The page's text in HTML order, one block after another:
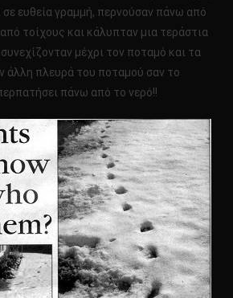
ευθεία γραμμή, περνούσαν πάνω από
τοίχους και κάλυπταν μια τεράστια
μέχρι τον ποταμό και τα
άλλη πλευρά του ποταμού σαν το
πάνω από το νερό!!